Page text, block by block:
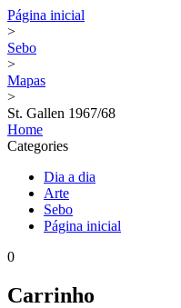
Página inicial
>
Sebo
>
Mapas
>
St. Gallen 1967/68
Home
Categories
Dia a dia
Arte
Sebo
Página inicial
0
Carrinho